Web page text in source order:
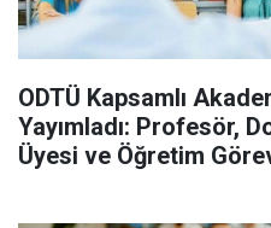
ODTÜ Kapsamlı
Yayımladı: Profesör,
Üyesi ve Öğretim